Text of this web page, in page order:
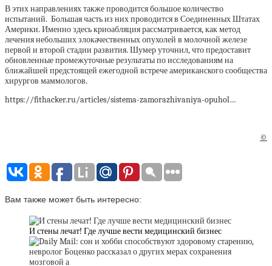
В этих направлениях также проводится большое количество
испытаний. Большая часть из них проводится в Соединенных Штатах
Америки. Именно здесь криоабляция рассматривается, как метод
лечения небольших злокачественных опухолей в молочной железе
первой и второй стадии развития. Шумер уточнил, что предоставит
обновленные промежуточные результаты по исследованиям на
ближайшей предстоящей ежегодной встрече американского сообщества
хирургов маммологов.
https://fithacker.ru/articles/sistema-zamorazhivaniya-opuhol…
©
Вам также может быть интересно:
И стены лечат! Где лучше вести медицинский бизнес